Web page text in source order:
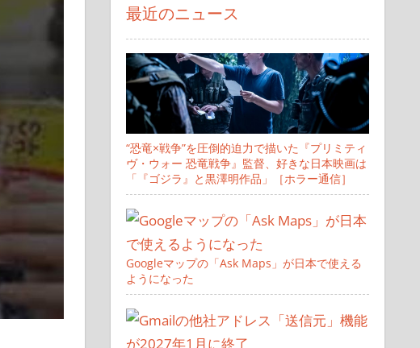
最近のニュース
“恐竜×戦争”を圧倒的迫力で描いた『プリミティ
ヴ・ウォー 恐竜戦争』監督、好きな日本映画は
「『ゴジラ』と黒澤明作品」［ホラー通信］
Googleマップの「Ask Maps」が日本で使える
ようになった